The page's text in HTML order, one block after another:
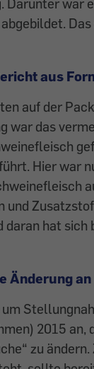
aus
auf der
war das
Hier war
und
daran hat sich
Änderung an
2015 an,
zu